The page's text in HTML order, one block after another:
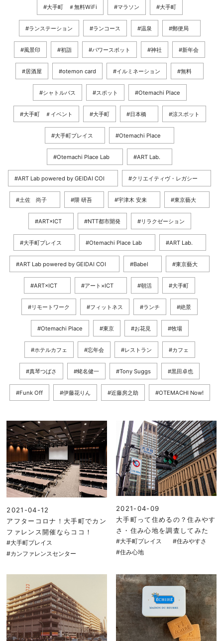
#大手町 ＃無料WiFi #マラソン #大手町
#ランステーション #ランコース #温泉 #郵便局
#風景印 #初詣 #パワースポット #神社 #新年会
#居酒屋 #otemon card #イルミネーション #無料
#シャトルバス #スポット #Otemachi Place
#大手町 ＃イベント #大手町 #日本橋 #涼スポット
#大手町プレイス #Otemachi Place
#Otemachi Place Lab #ART Lab.
#ART Lab powered by GEIDAI COI #クリエイティヴ・レガシー
#土佐 尚子 #隈 研吾 #宇津木 安来 #東京藝大
#ART×ICT #NTT都市開発 #リラクゼーション
#大手町プレイス #Otemachi Place Lab #ART Lab.
#ART Lab powered by GEIDAI COI #Babel #東京藝大
#ART×ICT #アート×ICT #朝活 #大手町
#リモートワーク #フィットネス #ランチ #絶景
#Otemachi Place #東京 #お花見 #牧場
#ホテルカフェ #忘年会 #レストラン #カフェ
#真琴つばさ #蛯名健一 #Tony Suggs #黒田卓也
#Funk Off #伊藤花りん #近藤房之助 #OTEMACHI Now!
2021-04-12
アフターコロナ！大手町でカン
ファレンス開催ならココ！
#大手町プレイス
#カンファレンスセンター
2021-04-09
大手町って住めるの？住みやす
さ・住み心地を調査してみた
#大手町プレイス
#住みやすさ
#住み心地